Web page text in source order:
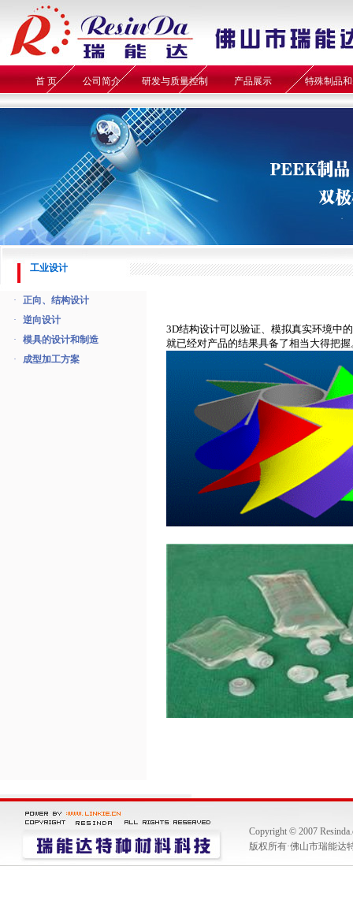
首 页 公司简介 研发与质量控制 产品展示 特殊制品
工业设计
·
正向、结构设计
·
逆向设计
·
模具的设计和制造
·
成型加工方案
3D结构设计可以验证、模拟真实环境中
就已经对产品的结果具备了相当大得把握
Copyright © 2007
版权所有·佛山市瑞能